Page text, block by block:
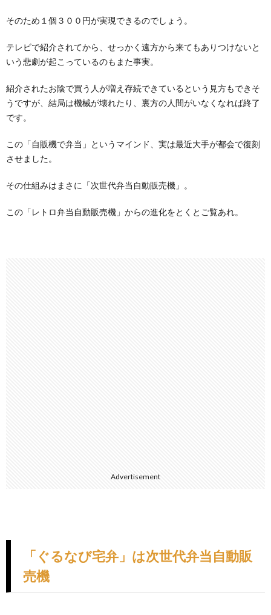
そのため１個３００円が実現できるのでしょう。
テレビで紹介されてから、せっかく遠方から来てもありつけないと
いう悲劇が起こっているのもまた事実。
紹介されたお陰で買う人が増え存続できているという見方もできそ
うですが、結局は機械が壊れたり、裏方の人間がいなくなれば終了
です。
この「自販機で弁当」というマインド、実は最近大手が都会で復刻
させました。
その仕組みはまさに「次世代弁当自動販売機」。
この「レトロ弁当自動販売機」からの進化をとくとご覧あれ。
Advertisement
「ぐるなび宅弁」は次世代弁当自動販
売機